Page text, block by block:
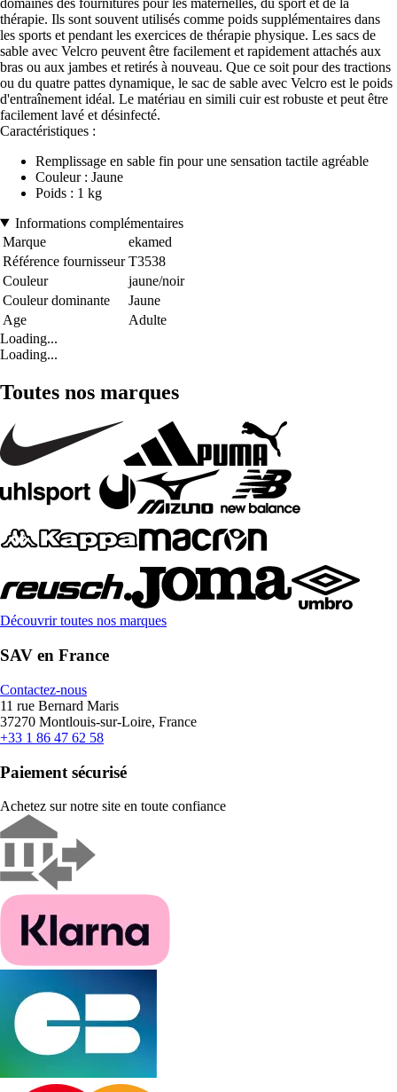
thérapie. Ils sont souvent utilisés comme poids supplémentaires dans
les sports et pendant les exercices de thérapie physique. Les sacs de
sable avec Velcro peuvent être facilement et rapidement attachés aux
bras ou aux jambes et retirés à nouveau. Que ce soit pour des tractions
ou du quatre pattes dynamique, le sac de sable avec Velcro est le poids
d'entraînement idéal. Le matériau en simili cuir est robuste et peut être
facilement lavé et désinfecté.
Caractéristiques :
Remplissage en sable fin pour une sensation tactile agréable
Couleur : Jaune
Poids : 1 kg
Informations complémentaires
Marque
ekamed
Référence fournisseur T3538
Couleur
jaune/noir
Couleur dominante
Jaune
Age
Adulte
Loading...
Loading...
Toutes nos marques
Découvrir toutes nos marques
SAV en France
Contactez-nous
11 rue Bernard Maris
37270 Montlouis-sur-Loire, France
+33 1 86 47 62 58
Paiement sécurisé
Achetez sur notre site en toute confiance